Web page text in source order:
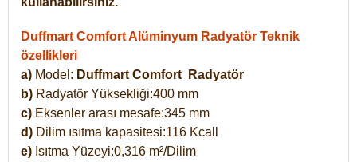
Duffmart Comfort Alüminyum Radyatör Teknik
özellikleri
a) Model: Duffmart Comfort
Radyatör
b) Radyatör Yüksekliği:400 mm
c) Eksenler arası mesafe:345 mm
d) Dilim ısıtma kapasitesi:116 Kcall
e) Isıtma Yüzeyi:0,316 m²/Dilim